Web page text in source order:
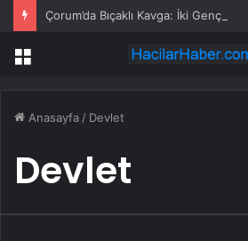
Çorum’da Bıçaklı Kavga: İki Genç Yaralı
Menü
Anasayfa / Devlet
Devlet